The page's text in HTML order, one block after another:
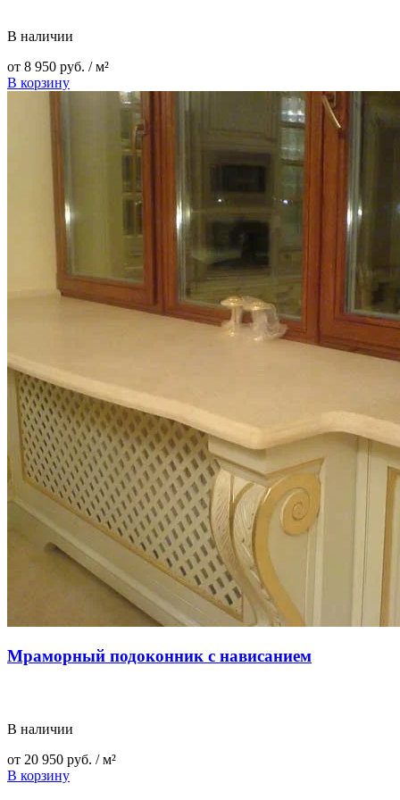
В наличии
от 8 950 руб. / м²
В корзину
Мраморный подоконник с нависанием
В наличии
от 20 950 руб. / м²
В корзину